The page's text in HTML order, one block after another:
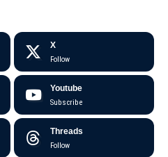
X
Follow
Youtube
Subscribe
Threads
Follow